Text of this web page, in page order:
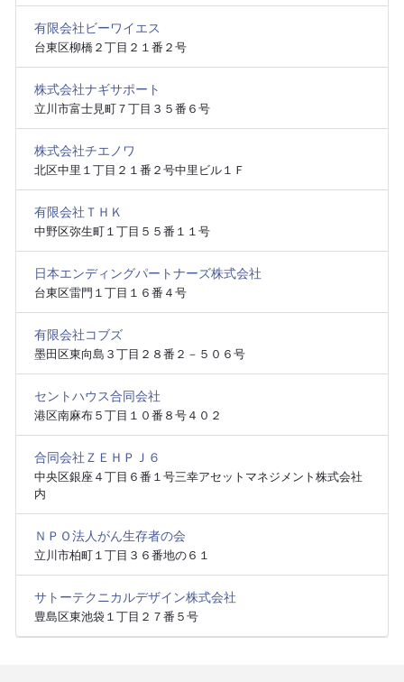
有限会社ビーワイエス
台東区柳橋２丁目２１番２号
株式会社ナギサポート
立川市富士見町７丁目３５番６号
株式会社チエノワ
北区中里１丁目２１番２号中里ビル１Ｆ
有限会社ＴＨＫ
中野区弥生町１丁目５５番１１号
日本エンディングパートナーズ株式会社
台東区雷門１丁目１６番４号
有限会社コブズ
墨田区東向島３丁目２８番２－５０６号
セントハウス合同会社
港区南麻布５丁目１０番８号４０２
合同会社ＺＥＨＰＪ６
中央区銀座４丁目６番１号三幸アセットマネジメント株式会社
内
ＮＰＯ法人がん生存者の会
立川市柏町１丁目３６番地の６１
サトーテクニカルデザイン株式会社
豊島区東池袋１丁目２７番５号